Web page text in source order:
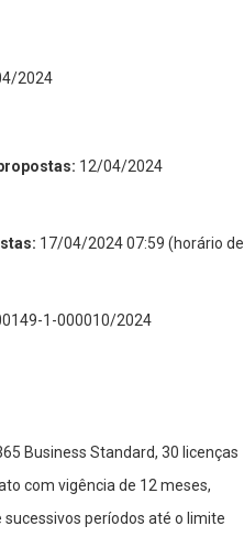
2024
12/04/2024
17/04/2024 07:59 (horário de
1-000010/2024
Business Standard, 30 licenças
com vigência de 12 meses,
períodos até o limite